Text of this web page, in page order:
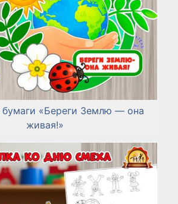
бумаги «Береги Землю — она
живая!»